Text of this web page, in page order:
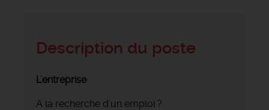
Description du poste
L'entreprise
A la recherche d'un emploi ?